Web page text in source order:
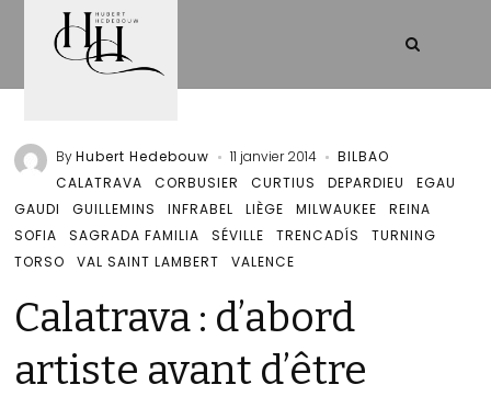
ByHubert Hedebouw 11 janvier 2014
BILBAO
CALATRAVA
CORBUSIER CURTIUS DEPARDIEU
EGAU
GAUDI
GUILLEMINS INFRABEL LIÈGE MILWAUKEE
REINA
SOFIA
SAGRADA FAMILIA SÉVILLE TRENCADÍS
TURNING
TORSO
VAL SAINT LAMBERT VALENCE
Calatrava : d’abord
artiste avant d’être